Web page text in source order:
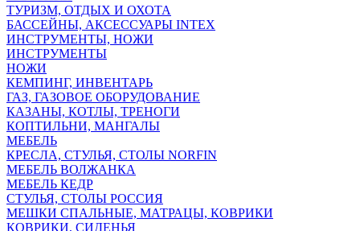
ТУРИЗМ, ОТДЫХ И ОХОТА
БАССЕЙНЫ, АКСЕССУАРЫ INTEX
ИНСТРУМЕНТЫ, НОЖИ
ИНСТРУМЕНТЫ
НОЖИ
КЕМПИНГ, ИНВЕНТАРЬ
ГАЗ, ГАЗОВОЕ ОБОРУДОВАНИЕ
КАЗАНЫ, КОТЛЫ, ТРЕНОГИ
КОПТИЛЬНИ, МАНГАЛЫ
МЕБЕЛЬ
КРЕСЛА, СТУЛЬЯ, СТОЛЫ NORFIN
МЕБЕЛЬ ВОЛЖАНКА
МЕБЕЛЬ КЕДР
СТУЛЬЯ, СТОЛЫ РОССИЯ
МЕШКИ СПАЛЬНЫЕ, МАТРАЦЫ, КОВРИКИ
КОВРИКИ, СИДЕНЬЯ